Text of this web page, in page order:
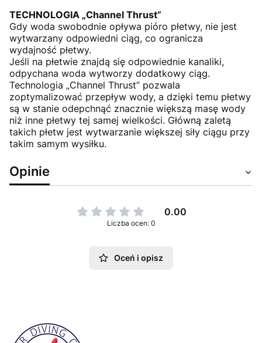
TECHNOLOGIA „Channel Thrust”
Gdy woda swobodnie opływa pióro płetwy, nie jest
wytwarzany odpowiedni ciąg, co ogranicza
wydajność płetwy.
Jeśli na płetwie znajdą się odpowiednie kanaliki,
odpychana woda wytworzy dodatkowy ciąg.
Technologia „Channel Thrust” pozwala
zoptymalizować przepływ wody, a dzięki temu płetwy
są w stanie odepchnąć znacznie większą masę wody
niż inne płetwy tej samej wielkości. Główną zaletą
takich płetw jest wytwarzanie większej siły ciągu przy
takim samym wysiłku.
Opinie
0.00
Liczba ocen: 0
Oceń i opisz